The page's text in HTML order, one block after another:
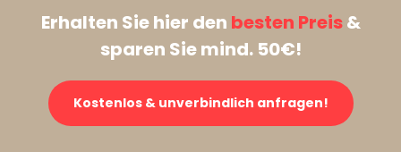
Erhalten Sie hier den besten Preis&
sparen Sie mind. 50€!
Kostenlos & unverbindlich anfragen!